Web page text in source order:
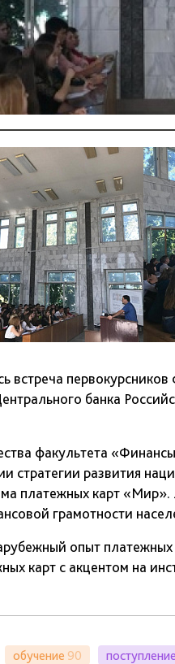
встреча
банка
факультета
стратегии развития
платежных карт
грамотности
опыт
карт с акцентом на
обучение 90 поступление